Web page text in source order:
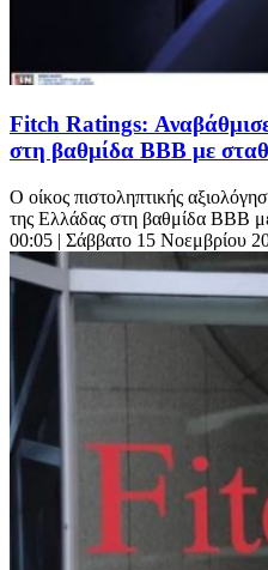
Fitch Ratings:
στη βαθμίδα ΒΒΒ με
O οίκος πιστοληπτικής
της Ελλάδας στη βαθμίδα ΒΒΒ
00:05 | Σάββατο 15 Νοεμβρίου